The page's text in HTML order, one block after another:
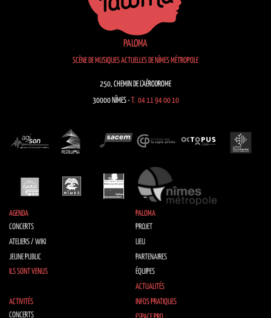
PALOMA
SCÈNE DE MUSIQUES ACTUELLES DE NÎMES MÉTROPOLE
250, CHEMIN DE L’AÉRODROME
30000 NÎMES - T. 04 11 94 00 10
AGENDA
CONCERTS
ATELIERS / WIKI
JEUNE PUBLIC
ILS SONT VENUS
PALOMA
PROJET
LIEU
PARTENAIRES
ÉQUIPES
ACTUALITÉS
ACTIVITÉS
CONCERTS
INFOS PRATIQUES